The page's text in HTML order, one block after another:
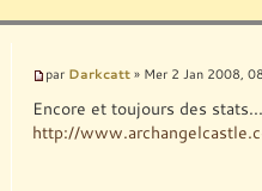
par Darkcatt » Mer 2 Jan 2008,
Encore et toujours des stats...
http://